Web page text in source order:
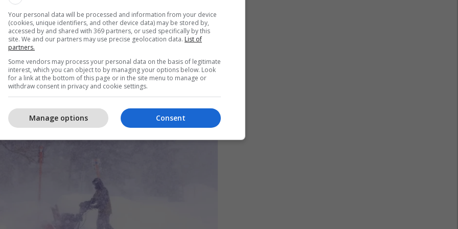
nga rreziku i madh i kushteve të rëndë
banorët në afërsi të liqenit Tahoe.
nga autoritetet e atjeshme tregojnë se mbi 33
dhe 24 mijë shtëpi në Kaliforni, që kanë
elektrike.
Your personal data will be processed and information from your device
(cookies, unique identifiers, and other device data) may be stored by,
accessed by and shared with 369 partners, or used specifically by this
site. We and our partners may use precise geolocation data. List of
partners.
Some vendors may process your personal data on the basis of legitimate
interest, which you can object to by managing your options below. Look
for a link at the bottom of this page or in the site menu to manage or
withdraw consent in privacy and cookie settings.
Consent
Manage options